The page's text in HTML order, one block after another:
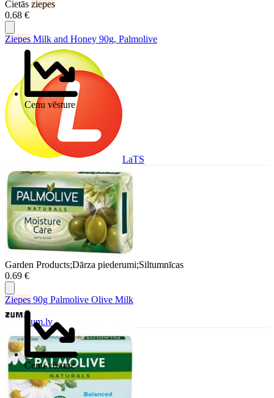
Cietās ziepes
0.68 €
Cenu vēsture
Ziepes Milk and Honey 90g, Palmolive
LaTS
Garden Products;Dārza piederumi;Siltumnīcas
0.69 €
Cenu vēsture
Ziepes 90g Palmolive Olive Milk
Zum.lv